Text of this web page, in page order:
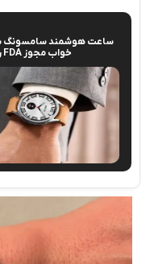
ساعت هوشمند سامسونگ
خواب مجوز FDA را دریافت کرد